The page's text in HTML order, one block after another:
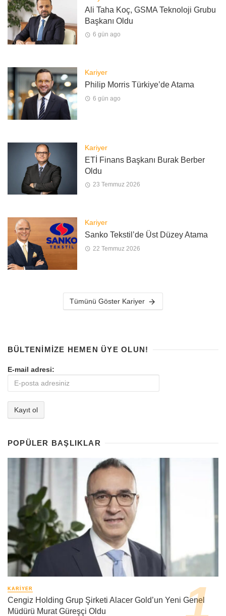
Ali Taha Koç, GSMA Teknoloji Grubu
Başkanı Oldu
6 gün ago
Kariyer
Philip Morris Türkiye’de Atama
6 gün ago
Kariyer
ETİ Finans Başkanı Burak Berber
Oldu
23 Temmuz 2026
Kariyer
Sanko Tekstil’de Üst Düzey Atama
22 Temmuz 2026
Tümünü Göster Kariyer
BÜLTENIMIZE HEMEN ÜYE OLUN!
E-mail adresi:
POPÜLER BAŞLIKLAR
KARIYER
Cengiz Holding Grup Şirketi Alacer Gold’un Yeni Genel
Müdürü Murat Güreşçi Oldu